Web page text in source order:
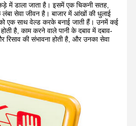
में डाला जाता है। इसमें एक चिकनी सतह,
सेवा जीवन है। बाजार में आंखों की धुलाई
एक साथ वेल्ड करके बनाई जाती हैं। उनमें कई
है, काम करने वाले पानी के दबाव में दबाव-
रिसाव की संभावना होती है, और उनका सेवा